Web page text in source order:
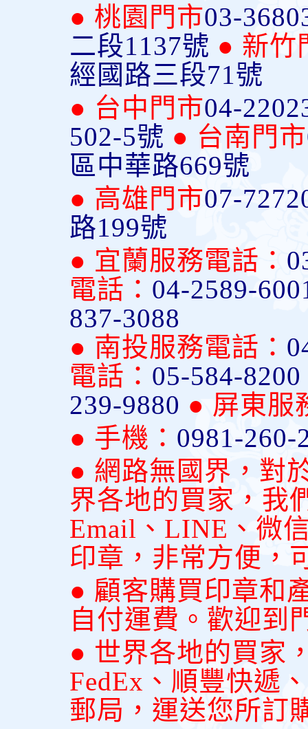
● 桃園門市03-
二段1137號 ● 新竹
經國路三段71號
● 台中門市04-
502-5號 ● 台南門市
區中華路669號
● 高雄門市07-
路199號
● 宜蘭服務電話：
電話： 04-2589-
837-3088
● 南投服務電話：
電話： 05-584-8200
239-9880 ● 屏東服
● 手機： 0981-260-
● 網路無國界，對
界各地的買家，我
Email、LINE、微
印章，非常方便，
● 顧客購買印章和
自付運費。歡迎到
● 世界各地的買家
FedEx、順豐快遞
郵局，運送您所訂